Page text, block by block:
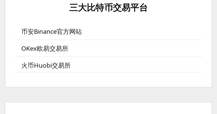
三大比特币交易平台
币安Binance官方网站
OKex欧易交易所
火币Huobi交易所